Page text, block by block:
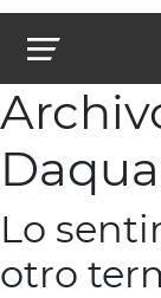
Lo
otro